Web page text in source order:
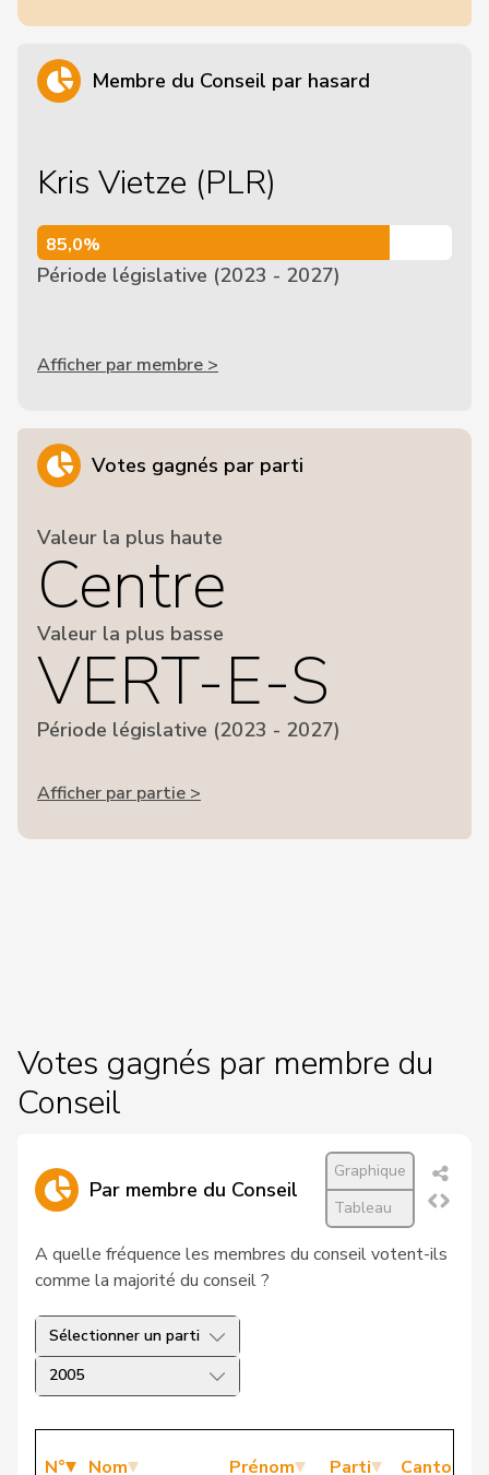
Membre du Conseil par hasard
Kris Vietze (PLR)
85,0%
85,0%
Période législative (2023 - 2027)
Afficher par membre >
Votes gagnés par parti
Valeur la plus haute
Centre
Valeur la plus basse
VERT-E-S
Période législative (2023 - 2027)
Afficher par partie >
Votes gagnés par membre du
Conseil
Par membre du Conseil
Graphique
Tableau
A quelle fréquence les membres du conseil votent-ils
comme la majorité du conseil ?
Sélectionner un parti
2005
N° Nom Prénom Parti Canton